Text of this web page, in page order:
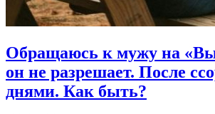
Обращаюсь к мужу на
он не разрешает. После
днями. Как быть?